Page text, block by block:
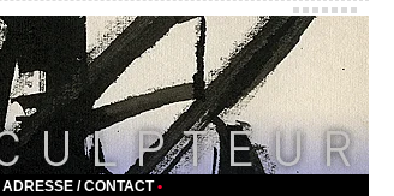
ADRESSE / CONTACT•